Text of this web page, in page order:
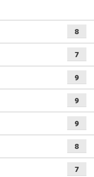
8
7
9
9
9
8
7